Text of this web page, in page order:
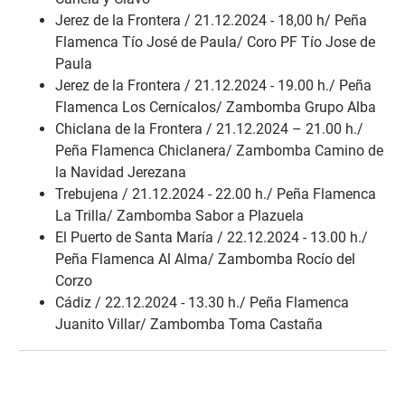
Jerez de la Frontera / 21.12.2024 - 18,00 h/ Peña
Flamenca Tío José de Paula/ Coro PF Tío Jose de
Paula
Jerez de la Frontera / 21.12.2024 - 19.00 h./ Peña
Flamenca Los Cernícalos/ Zambomba Grupo Alba
Chiclana de la Frontera / 21.12.2024 – 21.00 h./
Peña Flamenca Chiclanera/ Zambomba Camino de
la Navidad Jerezana
Trebujena / 21.12.2024 - 22.00 h./ Peña Flamenca
La Trilla/ Zambomba Sabor a Plazuela
El Puerto de Santa María / 22.12.2024 - 13.00 h./
Peña Flamenca Al Alma/ Zambomba Rocío del
Corzo
Cádiz / 22.12.2024 - 13.30 h./ Peña Flamenca
Juanito Villar/ Zambomba Toma Castaña